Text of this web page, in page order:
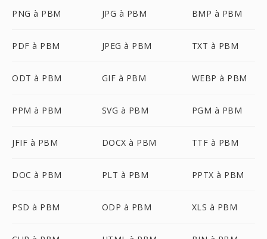
PNG à PBM JPG à PBM BMP à PBM
PDF à PBM JPEG à PBM TXT à PBM
ODT à PBM GIF à PBM WEBP à PBM
PPM à PBM SVG à PBM PGM à PBM
JFIF à PBM DOCX à PBM TTF à PBM
DOC à PBM PLT à PBM PPTX à PBM
PSD à PBM ODP à PBM XLS à PBM